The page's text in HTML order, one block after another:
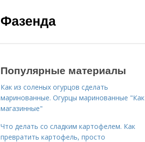
Фазенда
Популярные материалы
Как из соленых огурцов сделать
маринованные. Огурцы маринованные "Как
магазинные"
Что делать со сладким картофелем. Как
превратить картофель, просто